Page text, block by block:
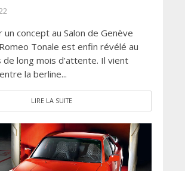
un concept au Salon de Genève
Tonale est enfin révélé au
de long mois d’attente. Il vient
la berline...
LIRE LA SUITE